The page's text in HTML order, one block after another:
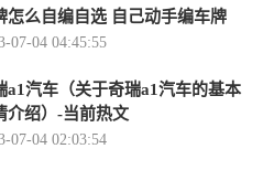
怎么自编自选 自己动手编车牌
07-04 04:45:55
a1汽车（关于奇瑞a1汽车的基本
介绍）-当前热文
07-04 02:03:54